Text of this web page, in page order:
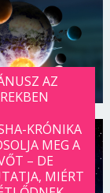
AZ
KRÓNIKA
MEG A
– DE
MIÉRT